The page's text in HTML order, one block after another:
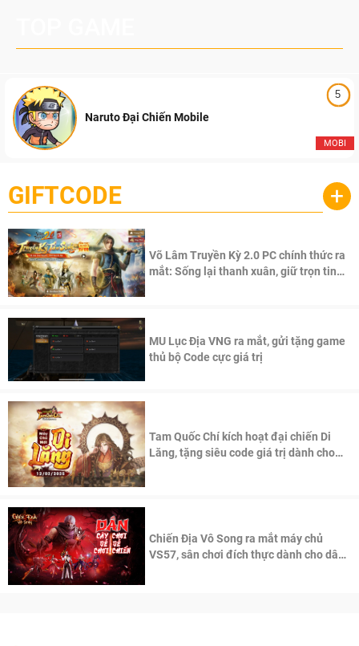
5
MOBI
Naruto Đại Chiến Mobile
GIFTCODE +
Võ Lâm Truyền Kỳ 2.0 PC chính thức ra
mắt: Sống lại thanh xuân, giữ trọn tinh
MU Lục Địa VNG ra mắt, gửi tặng game
thủ bộ Code cực giá trị
Tam Quốc Chí kích hoạt đại chiến Di
Lăng, tặng siêu code giá trị dành cho
Chiến Địa Vô Song ra mắt máy chủ
VS57, sân chơi đích thực dành cho dân